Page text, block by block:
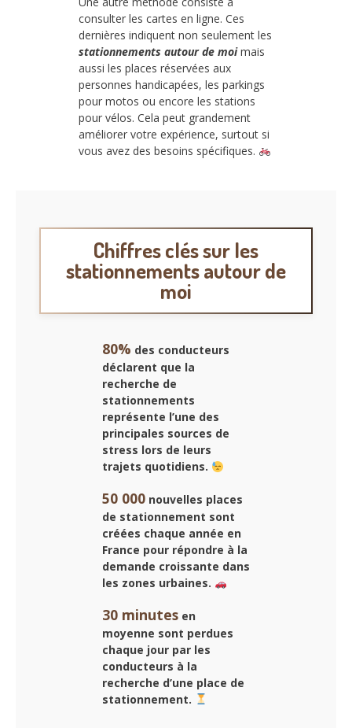
consulter les cartes en ligne. Ces
dernières indiquent non seulement les
stationnements autour de moimais
aussi les places réservées aux
personnes handicapées, les parkings
pour motos ou encore les stations
pour vélos. Cela peut grandement
améliorer votre expérience, surtout si
vous avez des besoins spécifiques.
Chiffres clés sur les
stationnements autour de
moi
80% des conducteurs
déclarent que la
recherche de
stationnements
représente l’une des
principales sources de
stress lors de leurs
trajets quotidiens.
50 000 nouvelles places
de stationnement sont
créées chaque année en
France pour répondre à la
demande croissante dans
les zones urbaines.
30 minutes en
moyenne sont perdues
chaque jour par les
conducteurs à la
recherche d’une place de
stationnement.